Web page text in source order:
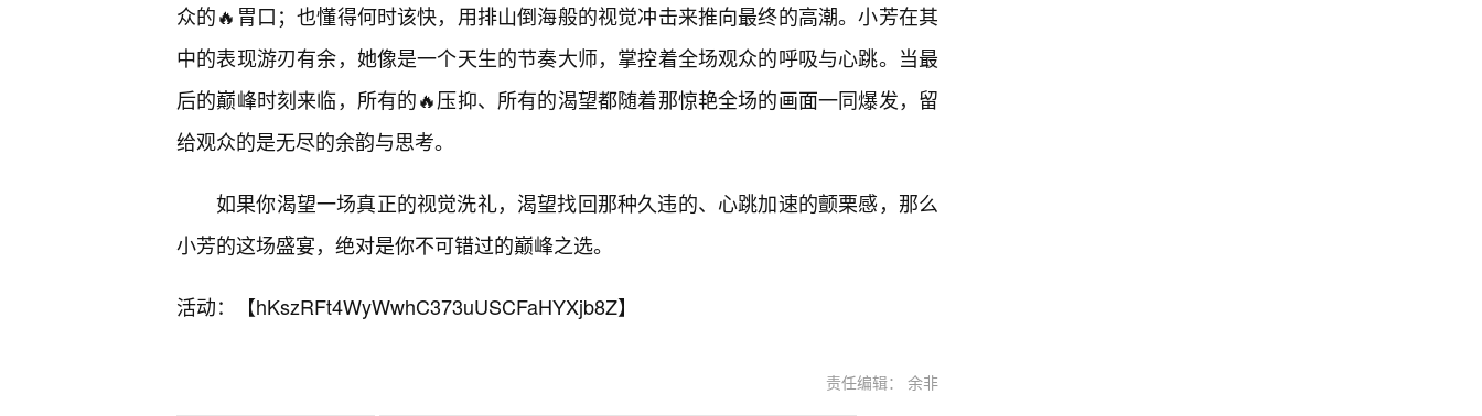
众的🔥胃口；也懂得何时该快，用排山倒海般的视觉冲击来推向最终的高潮。小芳在其
中的表现游刃有余，她像是一个天生的节奏大师，掌控着全场观众的呼吸与心跳。当最
后的巅峰时刻来临，所有的🔥压抑、所有的渴望都随着那惊艳全场的画面一同爆发，留
给观众的是无尽的余韵与思考。
如果你渴望一场真正的视觉洗礼，渴望找回那种久违的、心跳加速的颤栗感，那么
小芳的这场盛宴，绝对是你不可错过的巅峰之选。
活动：【hKszRFt4WyWwhC373uUSCFaHYXjb8Z】
责任编辑： 余非